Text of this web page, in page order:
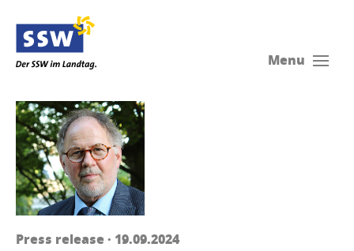
Menu
Press release · 19.09.2024